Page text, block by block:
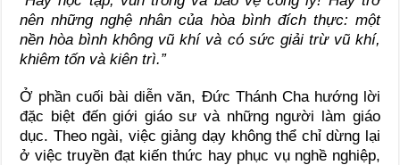
nên những nghệ nhân của hòa bình đích thực: một
nền hòa bình không vũ khí và có sức giải trừ vũ khí,
khiêm tốn và kiên trì.”
Ở phần cuối bài diễn văn, Đức Thánh Cha hướng lời
đặc biệt đến giới giáo sư và những người làm giáo
dục. Theo ngài, việc giảng dạy không thể chỉ dừng lại
ở việc truyền đạt kiến thức hay phục vụ nghề nghiệp,